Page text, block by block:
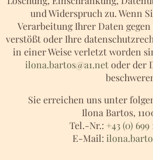
und Widerspruch zu. Wenn
Verarbeitung Ihrer Daten
verstößt oder Ihre
in einer Weise verletzt worden
ilona.bartos@a1.netoder der
Sie erreichen uns unter
Ilona Bartos,
Tel.-Nr.: +43 (0) 699
E-Mail: